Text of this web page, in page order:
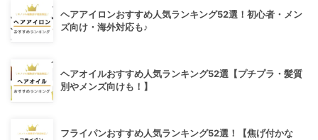
ヘアアイロンおすすめ人気ランキング52選！初心者・メン
ズ向け・海外対応も♪
ヘアオイルおすすめ人気ランキング52選【プチプラ・髪質
別やメンズ向けも！】
フライパンおすすめ人気ランキング52選！【焦げ付かな